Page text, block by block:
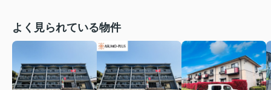
よく見られている物件